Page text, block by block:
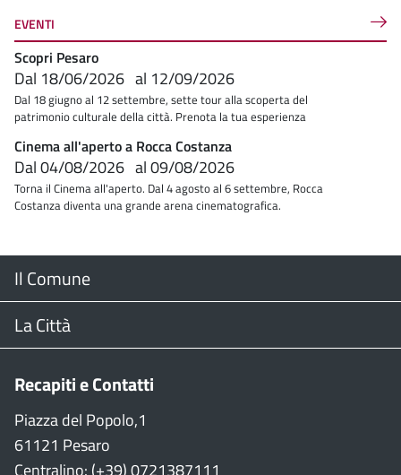
EVENTI
Scopri Pesaro
Dal 18/06/2026 al 12/09/2026
Dal 18 giugno al 12 settembre, sette tour alla scoperta del
patrimonio culturale della città. Prenota la tua esperienza
Cinema all'aperto a Rocca Costanza
Dal04/08/2026 al09/08/2026
Torna il Cinema all'aperto. Dal 4 agosto al 6 settembre, Rocca
Costanza diventa una grande arena cinematografica.
Menu
Footer
Il Comune
Il Sindaco
Consiglio Comunale
CON
La Città
Web Cam
Stradario
WiFi
Recapiti e Contatti
Piazza del Popolo,1
61121 Pesaro